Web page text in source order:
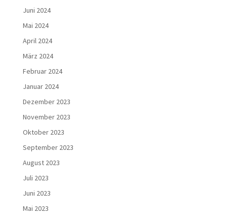
Juni 2024
Mai 2024
April 2024
März 2024
Februar 2024
Januar 2024
Dezember 2023
November 2023
Oktober 2023
September 2023
August 2023
Juli 2023
Juni 2023
Mai 2023